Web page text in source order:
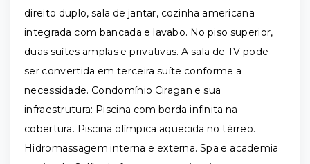
direito duplo, sala de jantar, cozinha americana
integrada com bancada e lavabo. No piso superior,
duas suítes amplas e privativas. A sala de TV pode
ser convertida em terceira suíte conforme a
necessidade. Condomínio Ciragan e sua
infraestrutura: Piscina com borda infinita na
cobertura. Piscina olímpica aquecida no térreo.
Hidromassagem interna e externa. Spa e academia